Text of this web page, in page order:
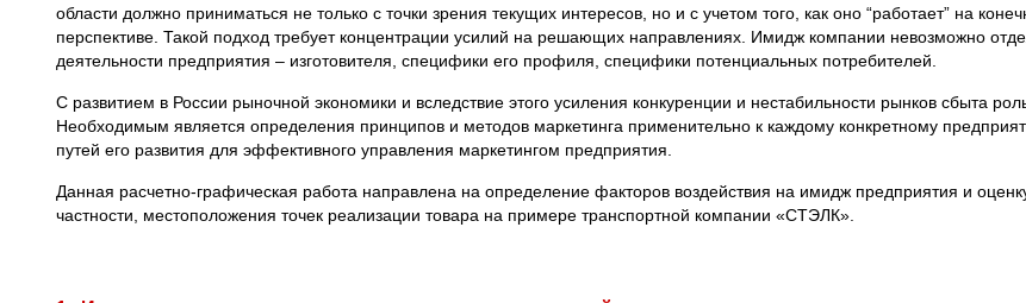
области должно приниматься не только с точки зрения текущих интересов, но и с учетом того, как оно “работает” на
перспективе. Такой подход требует концентрации усилий на решающих направлениях. Имидж компании невозможно
деятельности предприятия – изготовителя, специфики его профиля, специфики потенциальных потребителей.
С развитием в России рыночной экономики и вследствие этого усиления конкуренции и нестабильности рынков сбыта
Необходимым является определения принципов и методов маркетинга применительно к каждому конкретному
путей его развития для эффективного управления маркетингом предприятия.
Данная расчетно-графическая работа направлена на определение факторов воздействия на имидж предприятия и
частности, местоположения точек реализации товара на примере транспортной компании «СТЭЛК».